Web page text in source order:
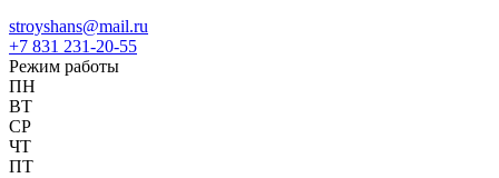
stroyshans@mail.ru
+7 831 231-20-55
Режим работы
ПН
ВТ
СР
ЧТ
ПТ